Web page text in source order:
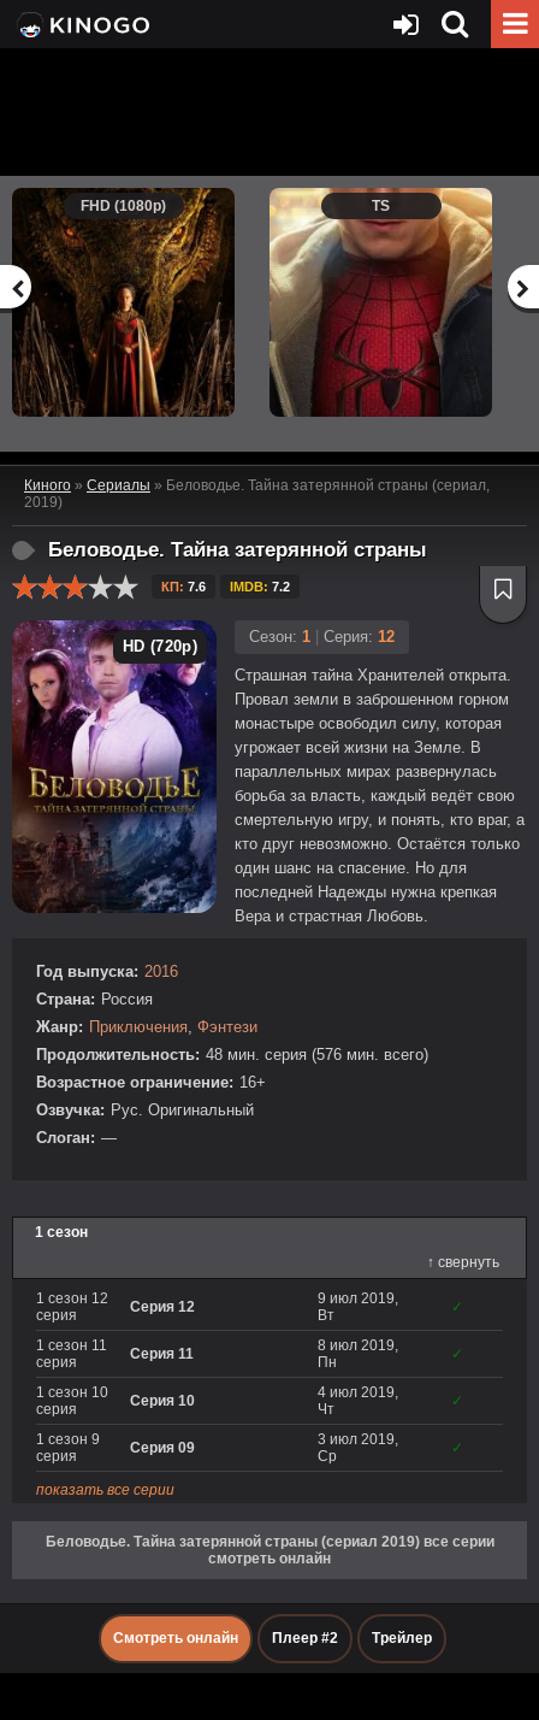
FHD (1080p) TS
Киного » Сериалы » Беловодье. Тайна затерянной страны (сериал,
2019)
Беловодье. Тайна затерянной страны
КП: 7.6 IMDB: 7.2
HD (720p)
Сезон: 1 Серия: 12
Страшная тайна Хранителей открыта.
Провал земли в заброшенном горном
монастыре освободил силу, которая
угрожает всей жизни на Земле. В
параллельных мирах развернулась
борьба за власть, каждый ведёт свою
смертельную игру, и понять, кто враг, а
кто друг невозможно. Остаётся только
один шанс на спасение. Но для
последней Надежды нужна крепкая
Вера и страстная Любовь.
Год выпуска: 2016
Страна: Россия
Жанр: Приключения, Фэнтези
Продолжительность: 48 мин. серия (576 мин. всего)
Возрастное ограничение: 16+
Озвучка: Рус. Оригинальный
Слоган: —
1 сезон
↑ свернуть
1 сезон 12
серия
Серия 12
9 июл 2019,
Вт
✓
1 сезон 11
серия
Серия 11
8 июл 2019,
Пн
✓
1 сезон 10
серия
Серия 10
4 июл 2019,
Чт
✓
1 сезон 9
серия
Серия 09
3 июл 2019,
Ср
✓
показать все серии
Беловодье. Тайна затерянной страны (сериал 2019) все серии
смотреть онлайн
Смотреть онлайн Плеер #2 Трейлер